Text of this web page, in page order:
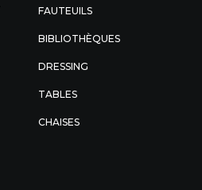
FAUTEUILS
BIBLIOTHÈQUES
DRESSING
TABLES
CHAISES